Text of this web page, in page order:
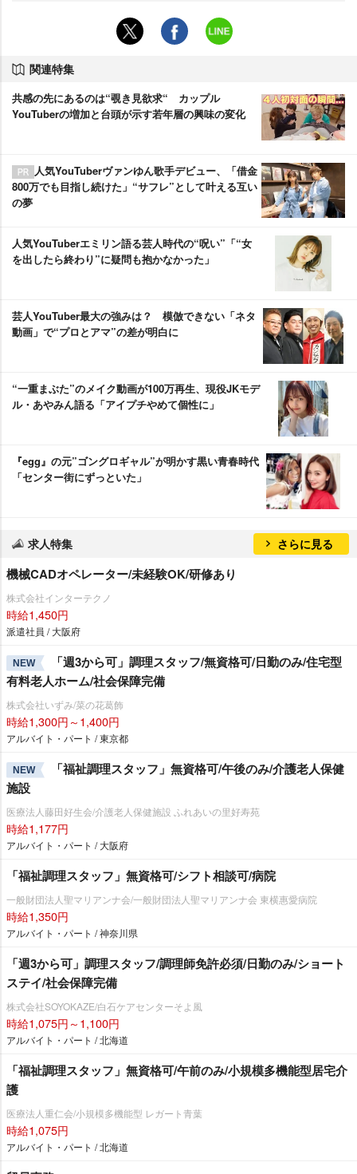
関連特集
共感の先にあるのは“覗き見欲求“ カップル
YouTuberの増加と台頭が示す若年層の興味の変化
人気YouTuberヴァンゆん歌手デビュー、「借金
800万でも目指し続けた」“サフレ”として叶える互い
の夢
人気YouTuberエミリン語る芸人時代の“呪い”「“女
を出したら終わり”に疑問も抱かなかった」
芸人YouTuber最大の強みは？ 模倣できない「ネタ
動画」で“プロとアマ”の差が明白に
“一重まぶた”のメイク動画が100万再生、現役JKモデ
ル・あやみん語る「アイプチやめて個性に」
『egg』の元”ゴングロギャル”が明かす黒い青春時代
「センター街にずっといた」
求人特集 さらに見る
機械CADオペレーター/未経験OK/研修あり
株式会社インターテクノ
時給1,450円
派遣社員 / 大阪府
NEW
「週3から可」調理スタッフ/無資格可/日勤のみ/住宅型
有料老人ホーム/社会保障完備
株式会社いずみ/菜の花葛飾
時給1,300円～1,400円
アルバイト・パート / 東京都
NEW
「福祉調理スタッフ」無資格可/午後のみ/介護老人保健
施設
医療法人藤田好生会/介護老人保健施設 ふれあいの里好寿苑
時給1,177円
アルバイト・パート / 大阪府
「福祉調理スタッフ」無資格可/シフト相談可/病院
一般財団法人聖マリアンナ会/一般財団法人聖マリアンナ会 東横惠愛病院
時給1,350円
アルバイト・パート / 神奈川県
「週3から可」調理スタッフ/調理師免許必須/日勤のみ/ショート
ステイ/社会保障完備
株式会社SOYOKAZE/白石ケアセンターそよ風
時給1,075円～1,100円
アルバイト・パート / 北海道
「福祉調理スタッフ」無資格可/午前のみ/小規模多機能型居宅介
護
医療法人重仁会/小規模多機能型 レガート青葉
時給1,075円
アルバイト・パート / 北海道